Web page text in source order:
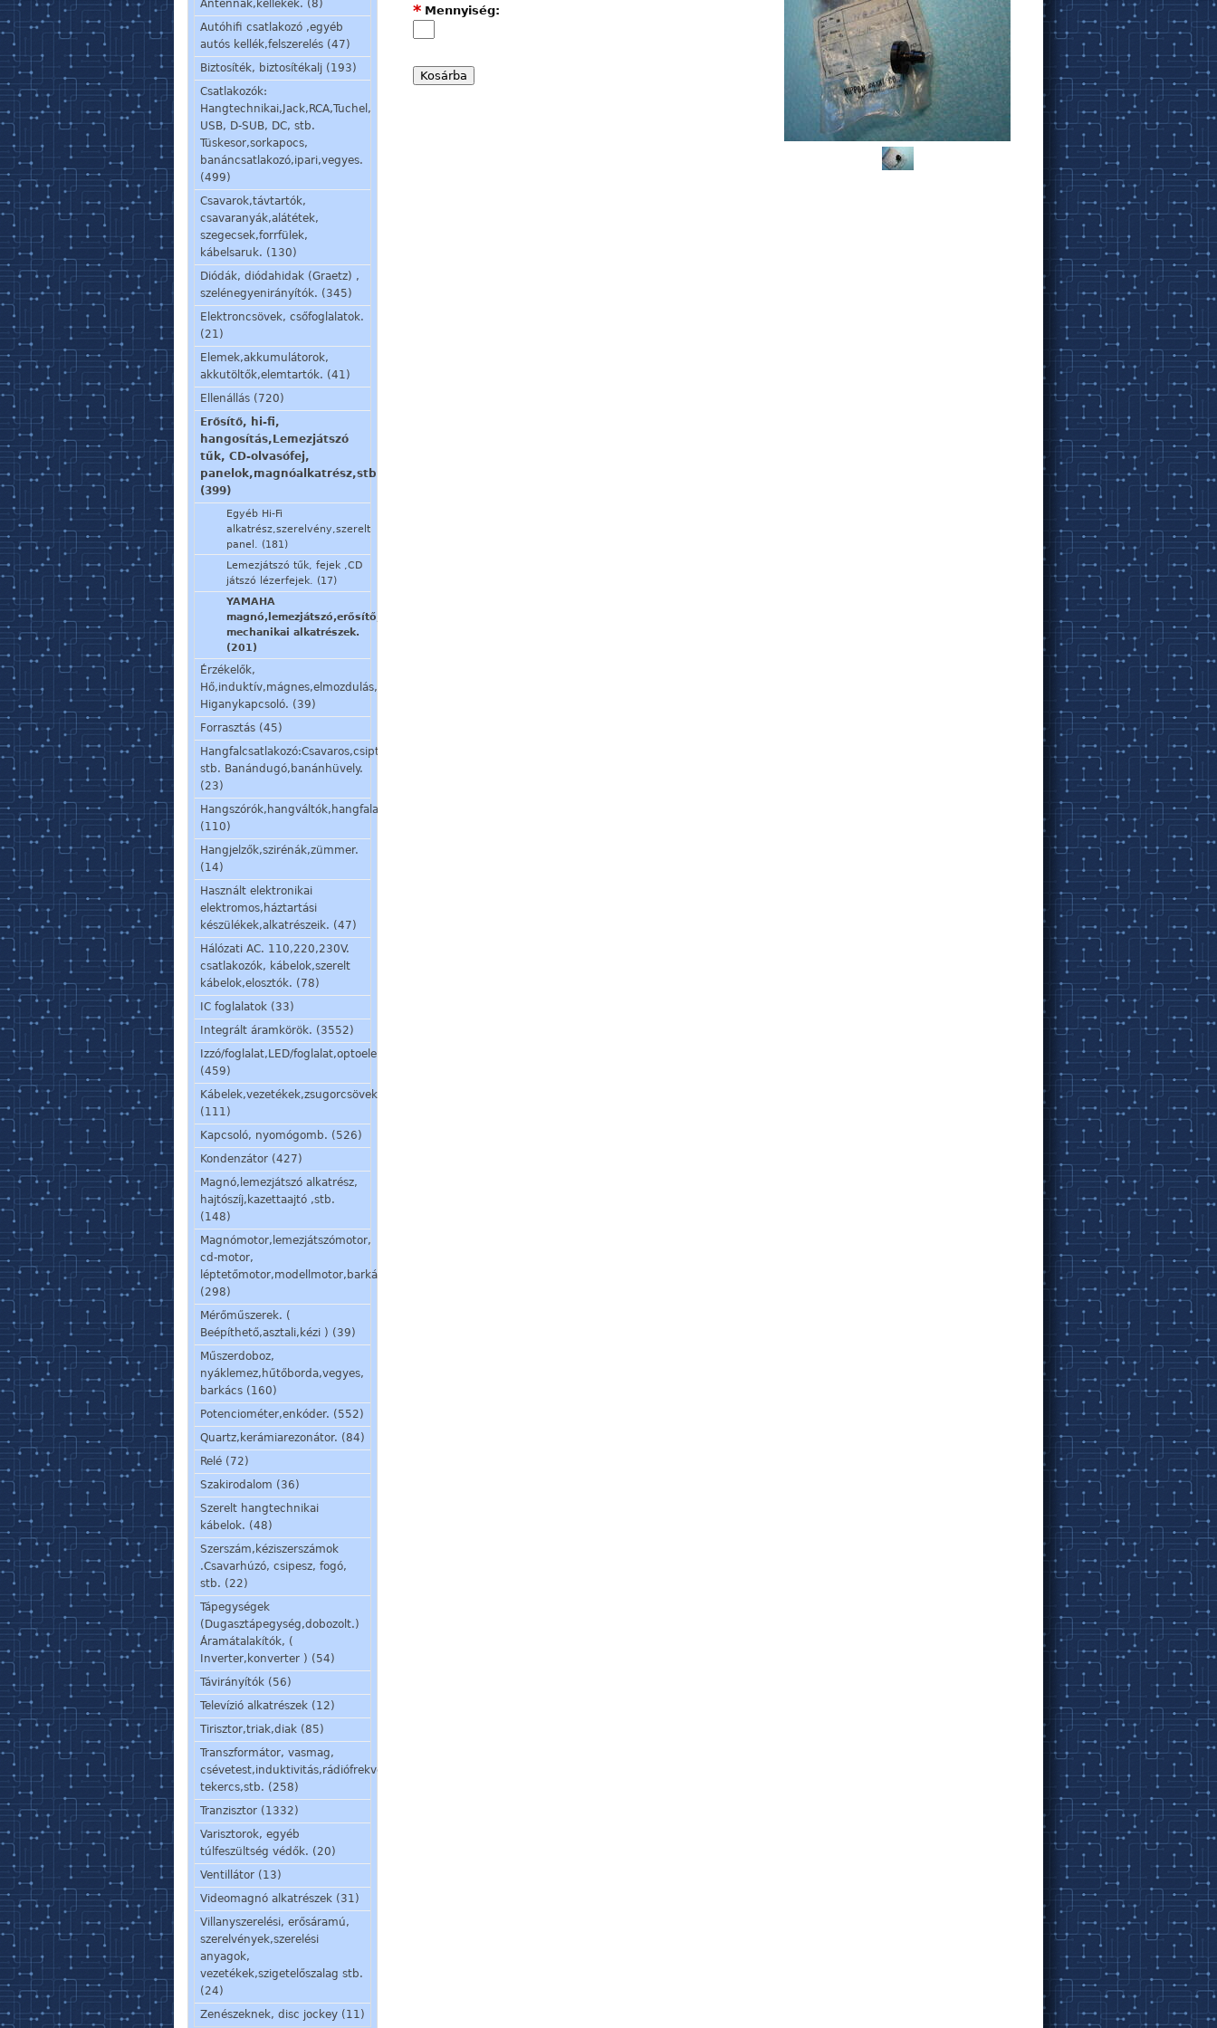
Antennák,kellékek. (8)
Autóhifi csatlakozó ,egyéb
autós kellék,felszerelés (47)
Biztosíték, biztosítékalj (193)
Csatlakozók:
Hangtechnikai,Jack,RCA,Tuchel,
USB, D-SUB, DC, stb.
Tüskesor,sorkapocs,
banáncsatlakozó,ipari,vegyes.
(499)
Csavarok,távtartók,
csavaranyák,alátétek,
szegecsek,forrfülek,
kábelsaruk. (130)
Diódák, diódahidak (Graetz) ,
szelénegyenirányítók. (345)
Elektroncsövek, csőfoglalatok.
(21)
Elemek,akkumulátorok,
akkutöltők,elemtartók. (41)
Ellenállás (720)
Erősítő, hi-fi,
hangosítás,Lemezjátszó
tűk, CD-olvasófej,
panelok,magnóalkatrész,stb.
(399)
Egyéb Hi-Fi
alkatrész,szerelvény,szerelt
panel. (181)
Lemezjátszó tűk, fejek ,CD
játszó lézerfejek. (17)
YAMAHA
magnó,lemezjátszó,erősítő,stb.
mechanikai alkatrészek.
(201)
Érzékelők,
Hő,induktív,mágnes,elmozdulás,stb.
Higanykapcsoló. (39)
Forrasztás (45)
Hangfalcsatlakozó:Csavaros,csiptetős,speakon,din,
stb. Banándugó,banánhüvely.
(23)
Hangszórók,hangváltók,hangfalalkatrészek,mikrofon,fülhallgató.
(110)
Hangjelzők,szirénák,zümmer.
(14)
Használt elektronikai
elektromos,háztartási
készülékek,alkatrészeik. (47)
Hálózati AC. 110,220,230V.
csatlakozók, kábelok,szerelt
kábelok,elosztók. (78)
IC foglalatok (33)
Integrált áramkörök. (3552)
Izzó/foglalat,LED/foglalat,optoelem,kijelző,jelzőlámpa.
(459)
Kábelek,vezetékek,zsugorcsövek,szigetelőcsövek.
(111)
Kapcsoló, nyomógomb. (526)
Kondenzátor (427)
Magnó,lemezjátszó alkatrész,
hajtószíj,kazettaajtó ,stb.
(148)
Magnómotor,lemezjátszómotor,
cd-motor,
léptetőmotor,modellmotor,barkácsmotor.
(298)
Mérőműszerek. (
Beépíthető,asztali,kézi ) (39)
Műszerdoboz,
nyáklemez,hűtőborda,vegyes,
barkács (160)
Potenciométer,enkóder. (552)
Quartz,kerámiarezonátor. (84)
Relé (72)
Szakirodalom (36)
Szerelt hangtechnikai
kábelok. (48)
Szerszám,kéziszerszámok
.Csavarhúzó, csipesz, fogó,
stb. (22)
Tápegységek
(Dugasztápegység,dobozolt.)
Áramátalakítók, (
Inverter,konverter ) (54)
Távirányítók (56)
Televízió alkatrészek (12)
Tirisztor,triak,diak (85)
Transzformátor, vasmag,
csévetest,induktivitás,rádiófrekvenciás
tekercs,stb. (258)
Tranzisztor (1332)
Varisztorok, egyéb
túlfeszültség védők. (20)
Ventillátor (13)
Videomagnó alkatrészek (31)
Villanyszerelési, erősáramú,
szerelvények,szerelési
anyagok,
vezetékek,szigetelőszalag stb.
(24)
Zenészeknek, disc jockey (11)
Mennyiség:
*